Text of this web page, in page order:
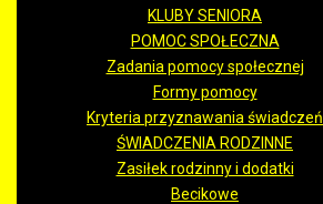
KLUBY SENIORA
POMOC SPOŁECZNA
Zadania pomocy społecznej
Formy pomocy
Kryteria przyznawania świadczeń
ŚWIADCZENIA RODZINNE
Zasiłek rodzinny i dodatki
Becikowe